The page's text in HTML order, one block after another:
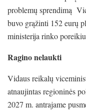
problemų sprendimą
buvo grąžinti 152 eurų
ministerija rinko
Ragino nelaukti
Vidaus reikalų
atnaujintas regioninės
2027 m. antrajame